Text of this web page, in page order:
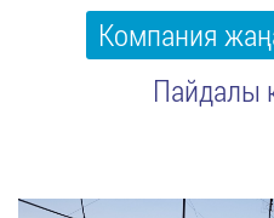
Компания
Пайдалы